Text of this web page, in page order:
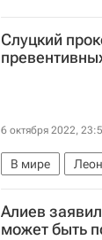
Слуцкий
6 октября 2022,
В мире
Совет
Алиев
может быть